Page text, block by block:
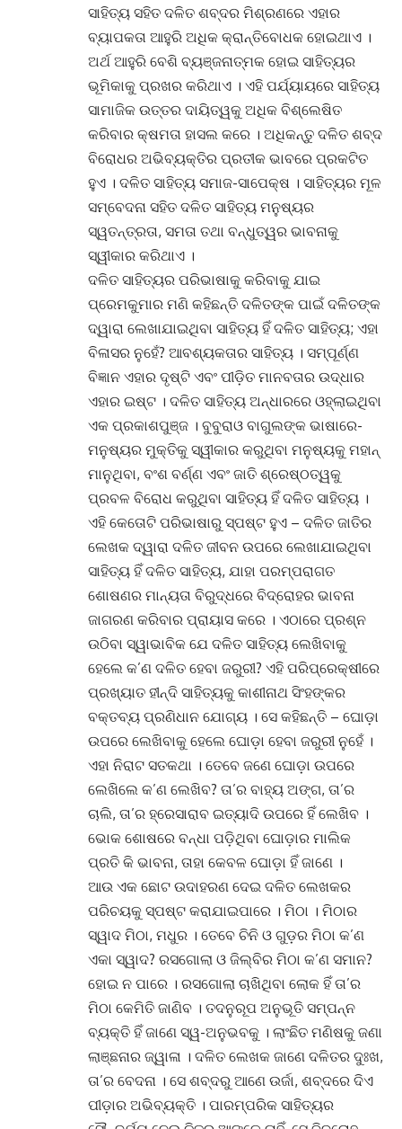
ସାହିତ୍ୟ ସହିତ ଦଳିତ ଶବ୍ଦର ମିଶ୍ରଣରେ ଏହାର
ବ୍ୟାପକତା ଆହୁରି ଅଧିକ କ୍ରାନ୍ତିବୋଧକ ହୋଇଥାଏ ।
ଅର୍ଥ ଆହୁରି ବେଶି ବ୍ୟଞ୍ଜନାତ୍ମକ ହୋଇ ସାହିତ୍ୟର
ଭୂମିକାକୁ ପ୍ରଖର କରିଥାଏ । ଏହି ପର୍ଯ୍ୟାୟରେ ସାହିତ୍ୟ
ସାମାଜିକ ଉତ୍ତର ଦାୟିତ୍ୱକୁ ଅଧିକ ବିଶ୍ଲେଷିତ
କରିବାର କ୍ଷମତା ହାସଲ କରେ । ଅଧିକନ୍ତୁ ଦଳିତ ଶବ୍ଦ
ବିରୋଧର ଅଭିବ୍ୟକ୍ତିର ପ୍ରତୀକ ଭାବରେ ପ୍ରକଟିତ
ହୁଏ । ଦଳିତ ସାହିତ୍ୟ ସମାଜ-ସାପେକ୍ଷ । ସାହିତ୍ୟର ମୂଳ
ସମ୍ବେଦନା ସହିତ ଦଳିତ ସାହିତ୍ୟ ମନୁଷ୍ୟର
ସ୍ୱତନ୍ତ୍ରତା, ସମତା ତଥା ବନ୍ଧୁତ୍ୱର ଭାବନାକୁ
ସ୍ୱୀକାର କରିଥାଏ ।
ଦଳିତ ସାହିତ୍ୟର ପରିଭାଷାକୁ କରିବାକୁ ଯାଇ
ପ୍ରେମକୁମାର ମଣି କହିଛନ୍ତି ଦଳିତଙ୍କ ପାଇଁ ଦଳିତଙ୍କ
ଦ୍ୱାରା ଲେଖାଯାଇଥିବା ସାହିତ୍ୟ ହିଁ ଦଳିତ ସାହିତ୍ୟ; ଏହା
ବିଳାସର ନୁହେଁ? ଆବଶ୍ୟକତାର ସାହିତ୍ୟ । ସମ୍ପୂର୍ଣ୍ଣ
ବିଜ୍ଞାନ ଏହାର ଦୃଷ୍ଟି ଏବଂ ପୀଡ଼ିତ ମାନବତାର ଉଦ୍ଧାର
ଏହାର ଇଷ୍ଟ । ଦଳିତ ସାହିତ୍ୟ ଅନ୍ଧାରରେ ଓହ୍ଲାଇଥିବା
ଏକ ପ୍ରକାଶପୁଞ୍ଜ । ବୁବୁରାଓ ବାଗୁଲଙ୍କ ଭାଷାରେ-
ମନୁଷ୍ୟର ମୁକ୍ତିକୁ ସ୍ୱୀକାର କରୁଥିବା ମନୁଷ୍ୟକୁ ମହାନ୍
ମାନୁଥିବା, ବଂଶ ବର୍ଣ୍ଣ ଏବଂ ଜାତି ଶ୍ରେଷ୍ଠତ୍ୱକୁ
ପ୍ରବଳ ବିରୋଧ କରୁଥିବା ସାହିତ୍ୟ ହିଁ ଦଳିତ ସାହିତ୍ୟ ।
ଏହି କେତୋଟି ପରିଭାଷାରୁ ସ୍ପଷ୍ଟ ହୁଏ – ଦଳିତ ଜାତିର
ଲେଖକ ଦ୍ୱାରା ଦଳିତ ଜୀବନ ଉପରେ ଲେଖାଯାଇଥିବା
ସାହିତ୍ୟ ହିଁ ଦଳିତ ସାହିତ୍ୟ, ଯାହା ପରମ୍ପରାଗତ
ଶୋଷଣର ମାନ୍ୟତା ବିରୁଦ୍ଧରେ ବିଦ୍ରୋହର ଭାବନା
ଜାଗରଣ କରିବାର ପ୍ରାୟାସ କରେ । ଏଠାରେ ପ୍ରଶ୍ନ
ଉଠିବା ସ୍ୱାଭାବିକ ଯେ ଦଳିତ ସାହିତ୍ୟ ଲେଖିବାକୁ
ହେଲେ କ’ଣ ଦଳିତ ହେବା ଜରୁରୀ? ଏହି ପରିପ୍ରେକ୍ଷୀରେ
ପ୍ରଖ୍ୟାତ ହୀନ୍ଦି ସାହିତ୍ୟକୁ କାଶୀନାଥ ସିଂହଙ୍କର
ବକ୍ତବ୍ୟ ପ୍ରଣିଧାନ ଯୋଗ୍ୟ । ସେ କହିଛନ୍ତି – ଘୋଡ଼ା
ଉପରେ ଲେଖିବାକୁ ହେଲେ ଘୋଡ଼ା ହେବା ଜରୁରୀ ନୁହେଁ ।
ଏହା ନିରାଟ ସତକଥା । ତେବେ ଜଣେ ଘୋଡ଼ା ଉପରେ
ଲେଖିଲେ କ’ଣ ଲେଖିବ? ତା’ର ବାହ୍ୟ ଅଙ୍ଗ, ତା’ର
ଚାଲି, ତା’ର ହ୍ରେସାରାବ ଇତ୍ୟାଦି ଉପରେ ହିଁ ଲେଖିବ ।
ଭୋକ ଶୋଷରେ ବନ୍ଧା ପଡ଼ିଥିବା ଘୋଡ଼ାର ମାଲିକ
ପ୍ରତି କି ଭାବନା, ତାହା କେବଳ ଘୋଡ଼ା ହିଁ ଜାଣେ ।
ଆଉ ଏକ ଛୋଟ ଉଦାହରଣ ଦେଇ ଦଳିତ ଲେଖକର
ପରିଚୟକୁ ସ୍ପଷ୍ଟ କରାଯାଇପାରେ । ମିଠା । ମିଠାର
ସ୍ୱାଦ ମିଠା, ମଧୁର । ତେବେ ଚିନି ଓ ଗୁଡ଼ର ମିଠା କ’ଣ
ଏକା ସ୍ୱାଦ? ରସଗୋଲା ଓ ଜିଲ୍‌ବିର ମିଠା କ’ଣ ସମାନ?
ହୋଇ ନ ପାରେ । ରସଗୋଲା ଚାଖିଥିବା ଲୋକ ହିଁ ତା’ର
ମିଠା କେମିତି ଜାଣିବ । ତଦନୁରୂପ ଅନୁଭୂତି ସମ୍ପନ୍ନ
ବ୍ୟକ୍ତି ହିଁ ଜାଣେ ସ୍ୱ-ଅନୁଭବକୁ । ଲାଂଛିତ ମଣିଷକୁ ଜଣା
ଲାଞ୍ଛନାର ଜ୍ୱାଳା । ଦଳିତ ଲେଖକ ଜାଣେ ଦଳିତର ଦୁଃଖ,
ତା’ର ବେଦନା । ସେ ଶବ୍ଦରୁ ଆଣେ ଉର୍ଜା, ଶବ୍ଦରେ ଦିଏ
ପୀଡ଼ାର ଅଭିବ୍ୟକ୍ତି । ପାରମ୍ପରିକ ସାହିତ୍ୟର